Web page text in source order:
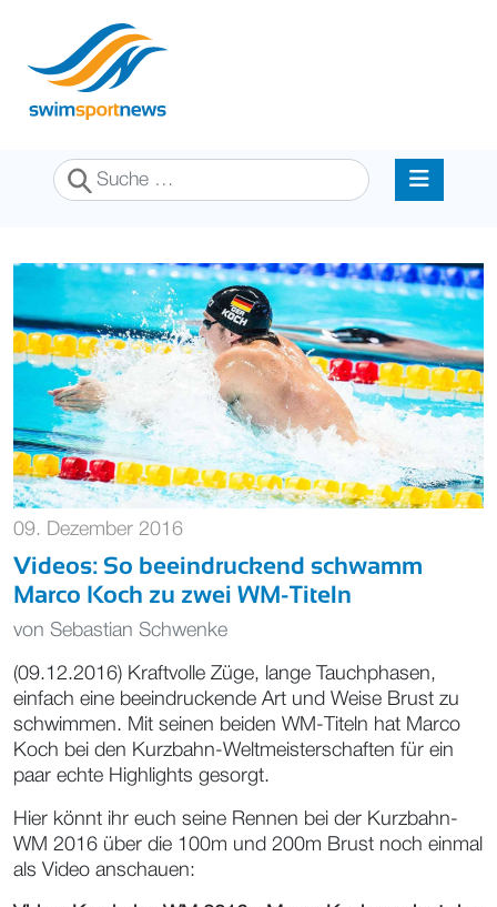
Suchen
09. Dezember 2016
Videos: So beeindruckend schwamm
Marco Koch zu zwei WM-Titeln
von Sebastian Schwenke
(09.12.2016) Kraftvolle Züge, lange Tauchphasen,
einfach eine beeindruckende Art und Weise Brust zu
schwimmen. Mit seinen beiden WM-Titeln hat Marco
Koch bei den Kurzbahn-Weltmeisterschaften für ein
paar echte Highlights gesorgt.
Hier könnt ihr euch seine Rennen bei der Kurzbahn-
WM 2016 über die 100m und 200m Brust noch einmal
als Video anschauen: